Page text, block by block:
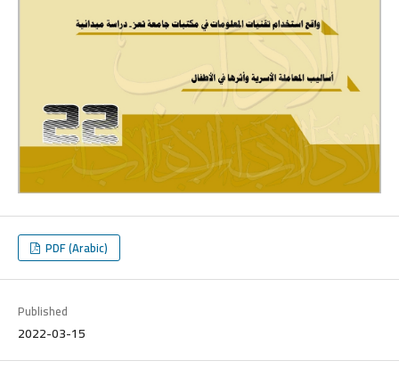
PDF (Arabic)
Published
2022-03-15